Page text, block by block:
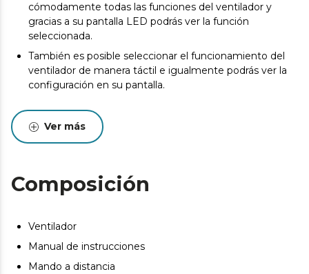
cómodamente todas las funciones del ventilador y
gracias a su pantalla LED podrás ver la función
seleccionada.
También es posible seleccionar el funcionamiento del
ventilador de manera táctil e igualmente podrás ver la
configuración en su pantalla.
permiten regular la intensidad del flujo del aire en
función de las necesidades de cada momento.
Temporizador programable un máximo de 12 horas que
el traslado del ventilador entras las estancias del hogar.
Ver más
Composición
Ventilador
Manual de instrucciones
Mando a distancia